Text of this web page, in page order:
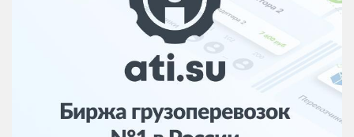
логистике
Дороги,
инфраструктура
Логистика, грузы
Негабаритные и
опасные грузы